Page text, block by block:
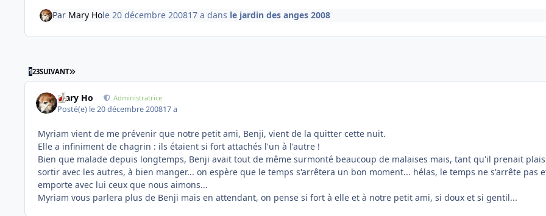
Par Mary Hole 20 décembre 200817 a dans le jardin des anges 2008
123SUIVANT DERNIÈRE PAGE
Mary Ho Administratrice
Posté(e) le 20 décembre 200817 a
Myriam vient de me prévenir que notre petit ami, Benji, vient de la quitter cette nuit.
Elle a infiniment de chagrin : ils étaient si fort attachés l'un à l'autre !
Bien que malade depuis longtemps, Benji avait tout de même surmonté beaucoup de malaises mais, tant qu'il prenait
sortir avec les autres, à bien manger... on espère que le temps s'arrêtera un bon moment... hélas, le temps ne s'arrête pas
emporte avec lui ceux que nous aimons...
Myriam vous parlera plus de Benji mais en attendant, on pense si fort à elle et à notre petit ami, si doux et si gentil...